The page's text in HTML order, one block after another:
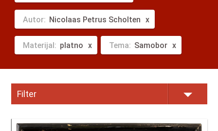
Autor: Nicolaas Petrus Scholten
Materijal: platno Tema: Samobor
Filter